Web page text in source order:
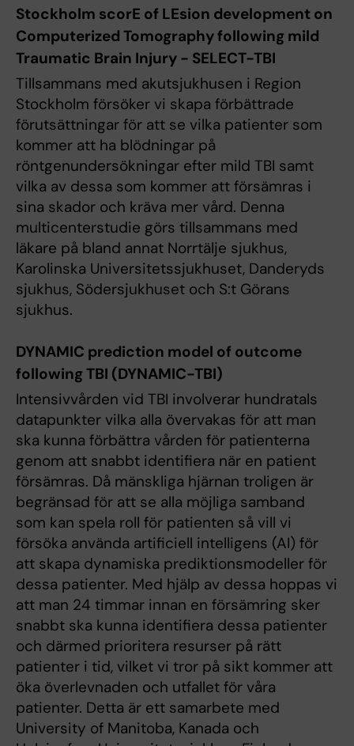
Stockholm scorE of LEsion development on
Computerized Tomography following mild
Traumatic Brain Injury - SELECT-TBI
Tillsammans med akutsjukhusen i Region
Stockholm försöker vi skapa förbättrade
förutsättningar för att se vilka patienter som
kommer att ha blödningar på
röntgenundersökningar efter mild TBI samt
vilka av dessa som kommer att försämras i
sina skador och kräva mer vård. Denna
multicenterstudie görs tillsammans med
läkare på bland annat Norrtälje sjukhus,
Karolinska Universitetssjukhuset, Danderyds
sjukhus, Södersjukhuset och S:t Görans
sjukhus.
DYNAMIC prediction model of outcome
following TBI (DYNAMIC-TBI)
Intensivvården vid TBI involverar hundratals
datapunkter vilka alla övervakas för att man
ska kunna förbättra vården för patienterna
genom att snabbt identifiera när en patient
försämras. Då mänskliga hjärnan troligen är
begränsad för att se alla möjliga samband
som kan spela roll för patienten så vill vi
försöka använda artificiell intelligens (AI) för
att skapa dynamiska prediktionsmodeller för
dessa patienter. Med hjälp av dessa hoppas vi
att man 24 timmar innan en försämring sker
snabbt ska kunna identifiera dessa patienter
och därmed prioritera resurser på rätt
patienter i tid, vilket vi tror på sikt kommer att
öka överlevnaden och utfallet för våra
patienter. Detta är ett samarbete med
University of Manitoba, Kanada och